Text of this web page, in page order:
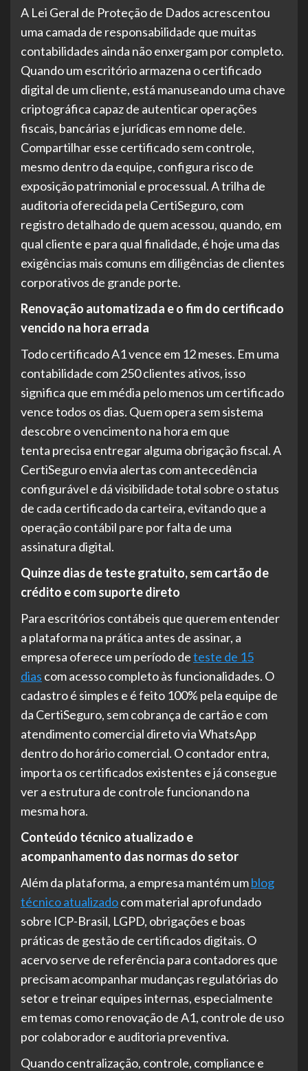
A Lei Geral de Proteção de Dados acrescentou
uma camada de responsabilidade que muitas
contabilidades ainda não enxergam por completo.
Quando um escritório armazena o certificado
digital de um cliente, está manuseando uma chave
criptográfica capaz de autenticar operações
fiscais, bancárias e jurídicas em nome dele.
Compartilhar esse certificado sem controle,
mesmo dentro da equipe, configura risco de
exposição patrimonial e processual. A trilha de
auditoria oferecida pela CertiSeguro, com
registro detalhado de quem acessou, quando, em
qual cliente e para qual finalidade, é hoje uma das
exigências mais comuns em diligências de clientes
corporativos de grande porte.
Renovação automatizada e o fim do certificado
vencido na hora errada
Todo certificado A1 vence em 12 meses. Em uma
contabilidade com 250 clientes ativos, isso
significa que em média pelo menos um certificado
vence todos os dias. Quem opera sem sistema
descobre o vencimento na hora em que
tenta precisa entregar alguma obrigação fiscal. A
CertiSeguro envia alertas com antecedência
configurável e dá visibilidade total sobre o status
de cada certificado da carteira, evitando que a
operação contábil pare por falta de uma
assinatura digital.
Quinze dias de teste gratuito, sem cartão de
crédito e com suporte direto
Para escritórios contábeis que querem entender
a plataforma na prática antes de assinar, a
empresa oferece um período deteste de 15
dias com acesso completo às funcionalidades. O
cadastro é simples e é feito 100% pela equipe de
da CertiSeguro, sem cobrança de cartão e com
atendimento comercial direto via WhatsApp
dentro do horário comercial. O contador entra,
importa os certificados existentes e já consegue
ver a estrutura de controle funcionando na
mesma hora.
Conteúdo técnico atualizado e
acompanhamento das normas do setor
Além da plataforma, a empresa mantém umblog
técnico atualizadocom material aprofundado
sobre ICP-Brasil, LGPD, obrigações e boas
práticas de gestão de certificados digitais. O
acervo serve de referência para contadores que
precisam acompanhar mudanças regulatórias do
setor e treinar equipes internas, especialmente
em temas como renovação de A1, controle de uso
por colaborador e auditoria preventiva.
Quando centralização, controle, compliance e